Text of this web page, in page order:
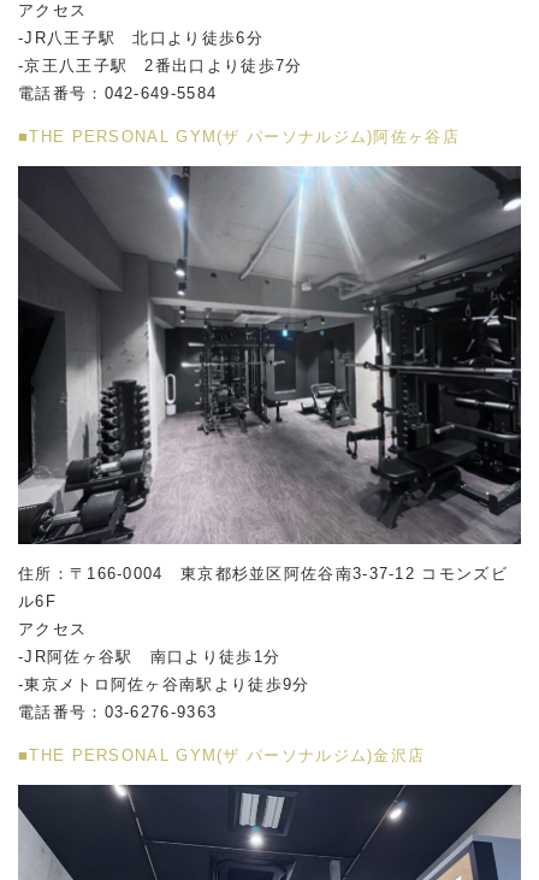
アクセス
-JR八王子駅 北口より徒歩6分
-京王八王子駅 2番出口より徒歩7分
電話番号：042-649-5584
■THE PERSONAL GYM(ザ パーソナルジム)阿佐ヶ谷店
住所：〒166-0004 東京都杉並区阿佐谷南3-37-12 コモンズビ
ル6F
アクセス
-JR阿佐ヶ谷駅 南口より徒歩1分
-東京メトロ阿佐ヶ谷南駅より徒歩9分
電話番号：03-6276-9363
■THE PERSONAL GYM(ザ パーソナルジム)金沢店